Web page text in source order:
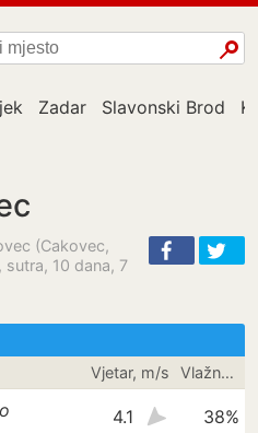
Zadar Slavonski Brod
(Cakovec,
10 dana, 7
Vjetar, m/s Vlažnost
4.1 38%